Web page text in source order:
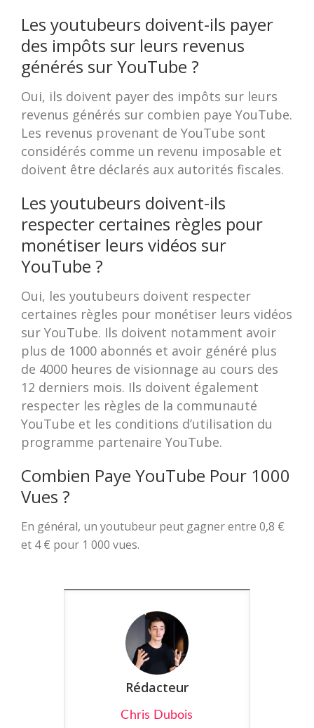
Les youtubeurs doivent-ils payer
des impôts sur leurs revenus
générés sur YouTube ?
Oui, ils doivent payer des impôts sur leurs
revenus générés sur combien paye YouTube.
Les revenus provenant de YouTube sont
considérés comme un revenu imposable et
doivent être déclarés aux autorités fiscales.
Les youtubeurs doivent-ils
respecter certaines règles pour
monétiser leurs vidéos sur
YouTube ?
Oui, les youtubeurs doivent respecter
certaines règles pour monétiser leurs vidéos
sur YouTube. Ils doivent notamment avoir
plus de 1000 abonnés et avoir généré plus
de 4000 heures de visionnage au cours des
12 derniers mois. Ils doivent également
respecter les règles de la communauté
YouTube et les conditions d’utilisation du
programme partenaire YouTube.
Combien Paye YouTube Pour 1000
Vues ?
En général, un youtubeur peut gagner entre 0,8 €
et 4 € pour 1 000 vues.
Rédacteur
Chris Dubois